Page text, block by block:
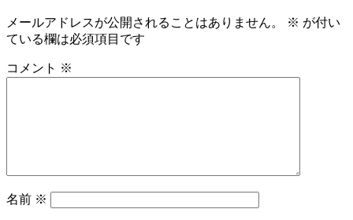
メールアドレスが公開されることはありません。 ※ が付い
ている欄は必須項目です
コメント ※
名前 ※